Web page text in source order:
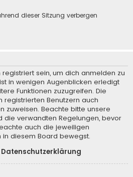
dieser Sitzung verbergen
sein, um dich anmelden zu
in wenigen Augenblicken erledigt
Funktionen zuzugreifen. Die
Benutzern auch
zuweisen. Beachte bitte unsere
die verwandten Regelungen, bevor
auch die jeweiligen
in diesem Board bewegst.
Datenschutzerklärung